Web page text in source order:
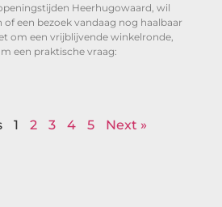
Heerhugowaard, wil
een bezoek vandaag nog haalbaar
om een vrijblijvende winkelronde,
een praktische vraag:
1 2 3 4 5 Next »